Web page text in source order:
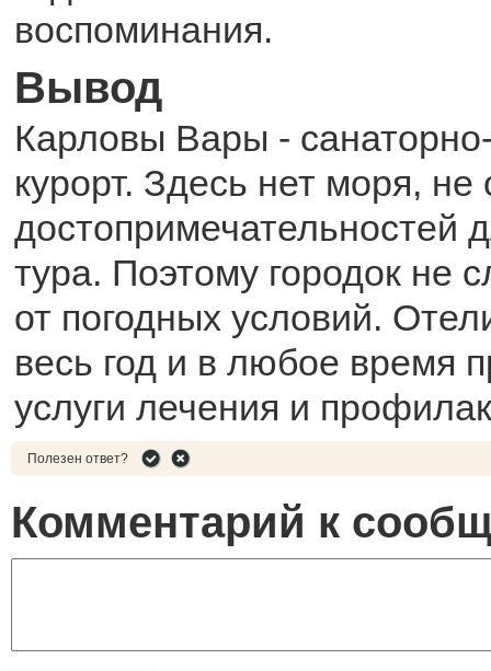
воспоминания.
Вывод
Карловы Вары -
курорт. Здесь нет моря,
достопримечательностей
тура. Поэтому городок не
от погодных условий.
весь год и в любое время
услуги лечения и
Полезен ответ?
Комментарий к